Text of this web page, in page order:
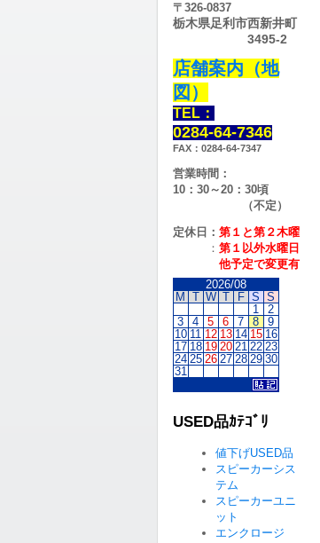
〒 326-0837
栃木県足利市西新井町
3495-2
店舗案内（地
図）
TEL：
0284-64-7346
FAX：0284-64-7347
営業時間：
10：30～20：30頃
（不定）
定休日： 第１と第２木曜
： 第１以外水曜日
他予定で変更有
2026/08
M
T W T F S S
1
2
3
4 5 6 7 8
9
10 11 12 13 14 15 16
17 18 19 20 21 22 23
24 25 26 27 28 29 30
31
USED品ｶﾃｺﾞﾘ
値下げUSED品
スピーカーシス
テム
スピーカーユニ
ット
エンクロージ